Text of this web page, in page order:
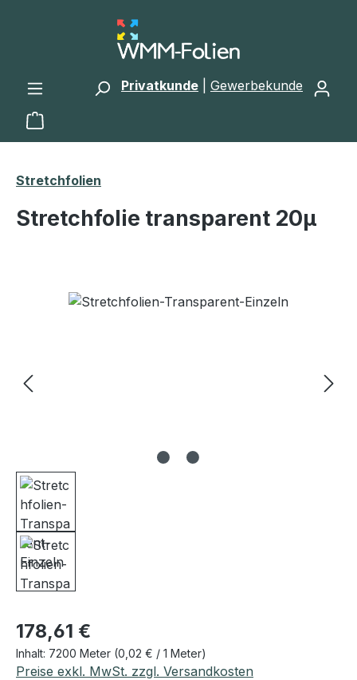
Zum Hauptinhalt springen
Privatkunde Gewerbekunde
Warenkorb enthält 0 Positionen. Der
Stretchfolien
Stretchfolie transparent 20µ
Bildergalerie überspringen
Regulärer Preis:
178,61 €
Inhalt: 7200 Meter (0,02 € / 1 Meter)
Preise exkl. MwSt. zzgl. Versandkosten